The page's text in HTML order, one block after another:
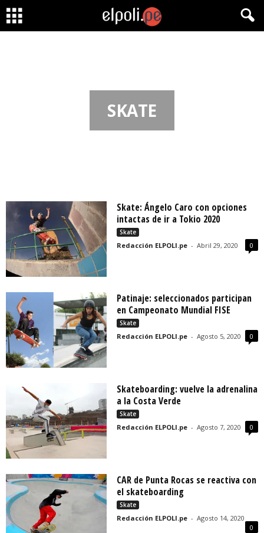
SKATE
Skate: Ángelo Caro con opciones
intactas de ir a Tokio 2020
Skate
Redacción ELPOLI.pe - Abril 29, 2020 0
Patinaje: seleccionados participan
en Campeonato Mundial FISE
Skate
Redacción ELPOLI.pe - Agosto 5, 2020 0
Skateboarding: vuelve la adrenalina
a la Costa Verde
Skate
Redacción ELPOLI.pe - Agosto 7, 2020 0
CAR de Punta Rocas se reactiva con
el skateboarding
Skate
Redacción ELPOLI.pe - Agosto 14, 2020
0